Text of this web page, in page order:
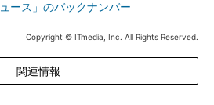
ース」のバックナンバー
Copyright © ITmedia, Inc. All Rights Reserved.
関連情報